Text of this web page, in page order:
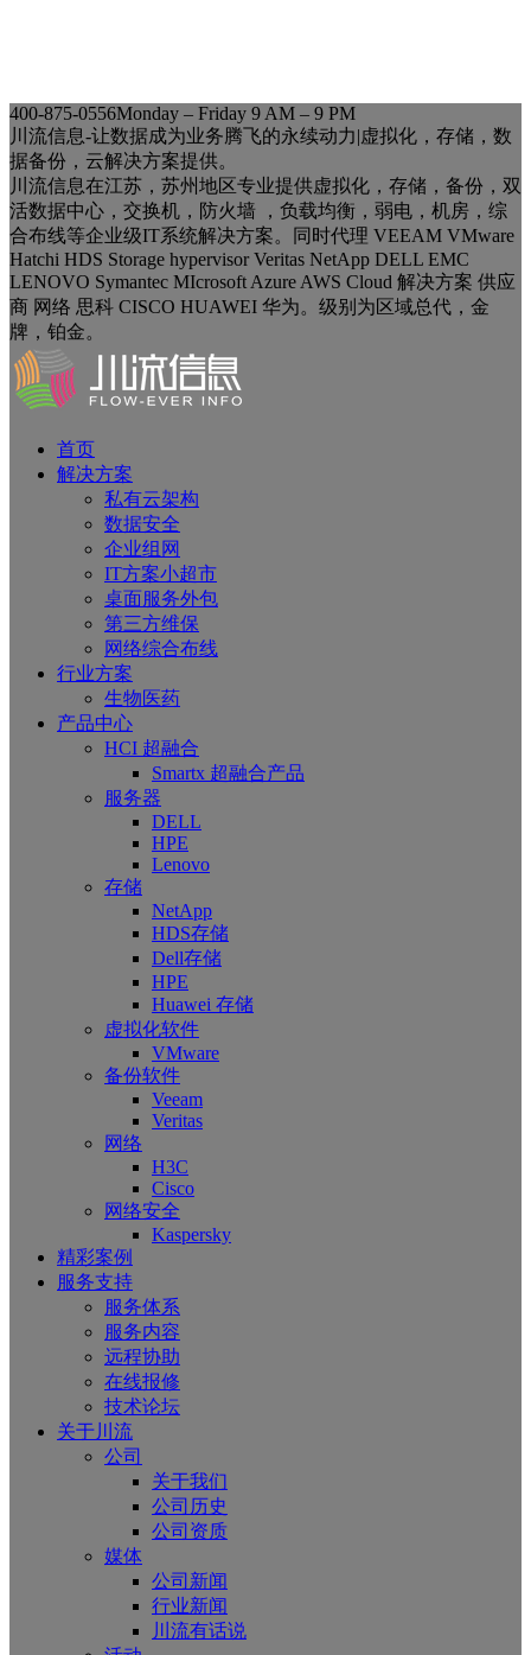
400-875-0556Monday – Friday 9 AM – 9 PM
川流信息-让数据成为业务腾飞的永续动力|虚拟化，存储，数
据备份，云解决方案提供。
川流信息在江苏，苏州地区专业提供虚拟化，存储，备份，双
活数据中心，交换机，防火墙 ，负载均衡，弱电，机房，综
合布线等企业级IT系统解决方案。同时代理 VEEAM VMware
Hatchi HDS Storage hypervisor Veritas NetApp DELL EMC
LENOVO Symantec MIcrosoft Azure AWS Cloud 解决方案 供应
商 网络 思科 CISCO HUAWEI 华为。级别为区域总代，金
牌，铂金。
首页
解决方案
私有云架构
数据安全
企业组网
IT方案小超市
桌面服务外包
第三方维保
网络综合布线
行业方案
生物医药
产品中心
HCI 超融合
Smartx 超融合产品
服务器
DELL
HPE
Lenovo
存储
NetApp
HDS存储
Dell存储
HPE
Huawei 存储
虚拟化软件
VMware
备份软件
Veeam
Veritas
网络
H3C
Cisco
网络安全
Kaspersky
精彩案例
服务支持
服务体系
服务内容
远程协助
在线报修
技术论坛
关于川流
公司
关于我们
公司历史
公司资质
媒体
公司新闻
行业新闻
川流有话说